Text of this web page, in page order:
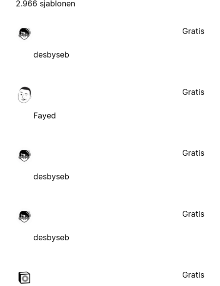
2.966 sjablonen
desbyseb
Gratis
Fayed
Gratis
desbyseb
Gratis
desbyseb
Gratis
Gratis